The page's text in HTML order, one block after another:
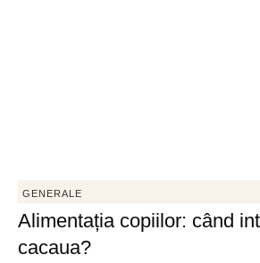
GENERALE
Alimentația copiilor: când
cacaua?